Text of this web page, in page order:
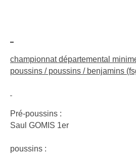
championnat départemental
poussins / poussins / benjamins
Pré-poussins :
Saul GOMIS 1er
poussins :